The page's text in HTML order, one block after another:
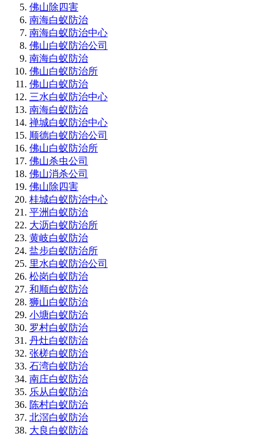
佛山除四害
南海白蚁防治
南海白蚁防治中心
佛山白蚁防治公司
南海白蚁防治
佛山白蚁防治所
佛山白蚁防治
三水白蚁防治中心
南海白蚁防治
禅城白蚁防治中心
顺德白蚁防治公司
佛山白蚁防治所
佛山杀虫公司
佛山消杀公司
佛山除四害
桂城白蚁防治中心
平洲白蚁防治
大沥白蚁防治所
黄岐白蚁防治
盐步白蚁防治所
里水白蚁防治公司
松岗白蚁防治
和顺白蚁防治
狮山白蚁防治
小塘白蚁防治
罗村白蚁防治
丹灶白蚁防治
张槎白蚁防治
石湾白蚁防治
南庄白蚁防治
乐从白蚁防治
陈村白蚁防治
北滘白蚁防治
大良白蚁防治